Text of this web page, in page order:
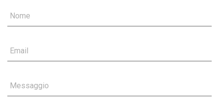
Nome
Email
Messaggio